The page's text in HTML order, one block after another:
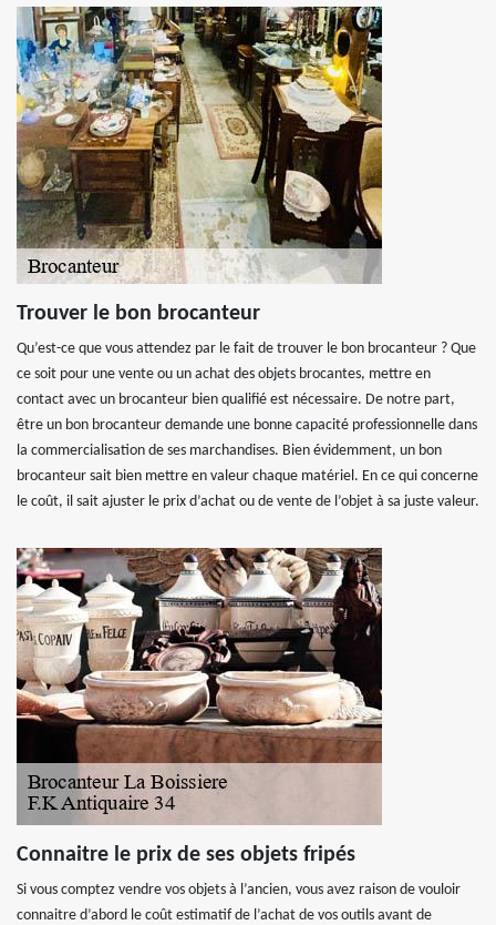
Trouver le bon brocanteur
Qu’est-ce que vous attendez par le fait de trouver le bon brocanteur ? Que
ce soit pour une vente ou un achat des objets brocantes, mettre en
contact avec un brocanteur bien qualifié est nécessaire. De notre part,
être un bon brocanteur demande une bonne capacité professionnelle dans
la commercialisation de ses marchandises. Bien évidemment, un bon
brocanteur sait bien mettre en valeur chaque matériel. En ce qui concerne
le coût, il sait ajuster le prix d’achat ou de vente de l’objet à sa juste valeur.
Connaitre le prix de ses objets fripés
Si vous comptez vendre vos objets à l’ancien, vous avez raison de vouloir
connaitre d’abord le coût estimatif de l’achat de vos outils avant de